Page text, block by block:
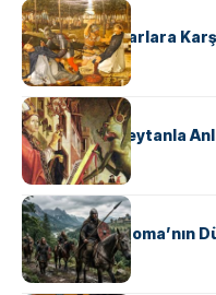
KÜLTÜR
Avrupalı ​​Katharlara
KÜLTÜR
II. Silvester: Şeytanla
KÜLTÜR
Ostrogotlar Roma’nın
Ele Geçirdi?